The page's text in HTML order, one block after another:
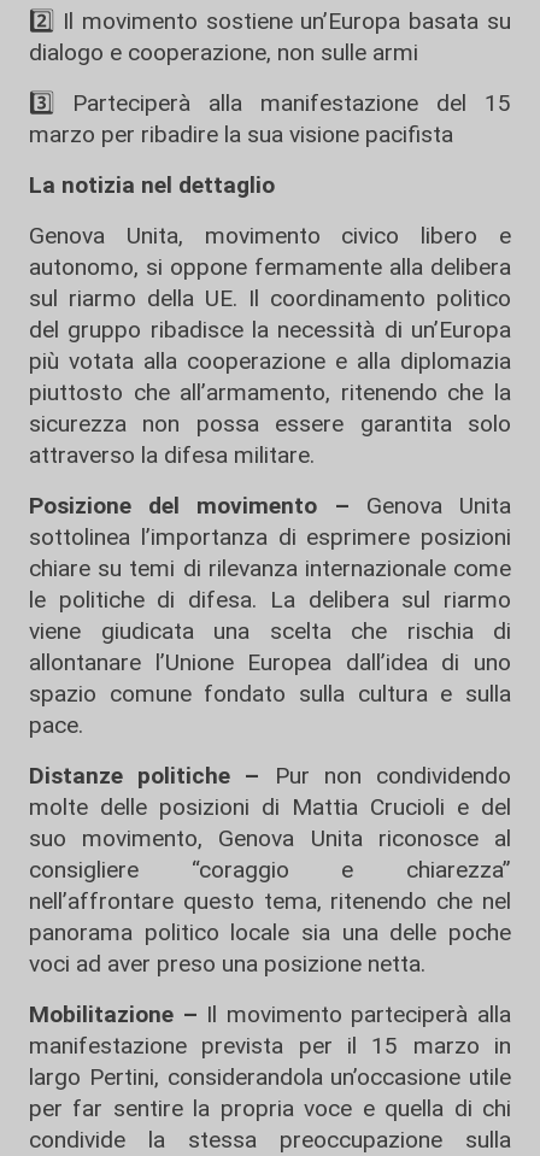
2️⃣ Il movimento sostiene un’Europa basata su
dialogo e cooperazione, non sulle armi
3️⃣ Parteciperà alla manifestazione del 15
marzo per ribadire la sua visione pacifista
La notizia nel dettaglio
Genova Unita, movimento civico libero e
autonomo, si oppone fermamente alla delibera
sul riarmo della UE. Il coordinamento politico
del gruppo ribadisce la necessità di un’Europa
più votata alla cooperazione e alla diplomazia
piuttosto che all’armamento, ritenendo che la
sicurezza non possa essere garantita solo
attraverso la difesa militare.
Posizione del movimento – Genova Unita
sottolinea l’importanza di esprimere posizioni
chiare su temi di rilevanza internazionale come
le politiche di difesa. La delibera sul riarmo
viene giudicata una scelta che rischia di
allontanare l’Unione Europea dall’idea di uno
spazio comune fondato sulla cultura e sulla
pace.
Distanze politiche – Pur non condividendo
molte delle posizioni di Mattia Crucioli e del
suo movimento, Genova Unita riconosce al
consigliere “coraggio e chiarezza”
nell’affrontare questo tema, ritenendo che nel
panorama politico locale sia una delle poche
voci ad aver preso una posizione netta.
Mobilitazione – Il movimento parteciperà alla
manifestazione prevista per il 15 marzo in
largo Pertini, considerandola un’occasione utile
per far sentire la propria voce e quella di chi
condivide la stessa preoccupazione sulla